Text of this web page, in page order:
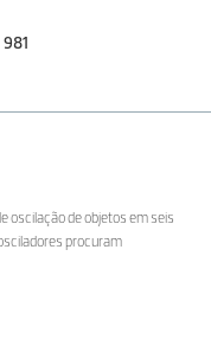
981
oscilação de objetos em seis
procuram